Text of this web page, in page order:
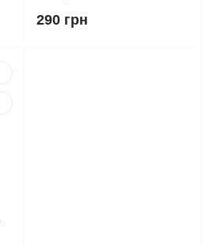
290 грн